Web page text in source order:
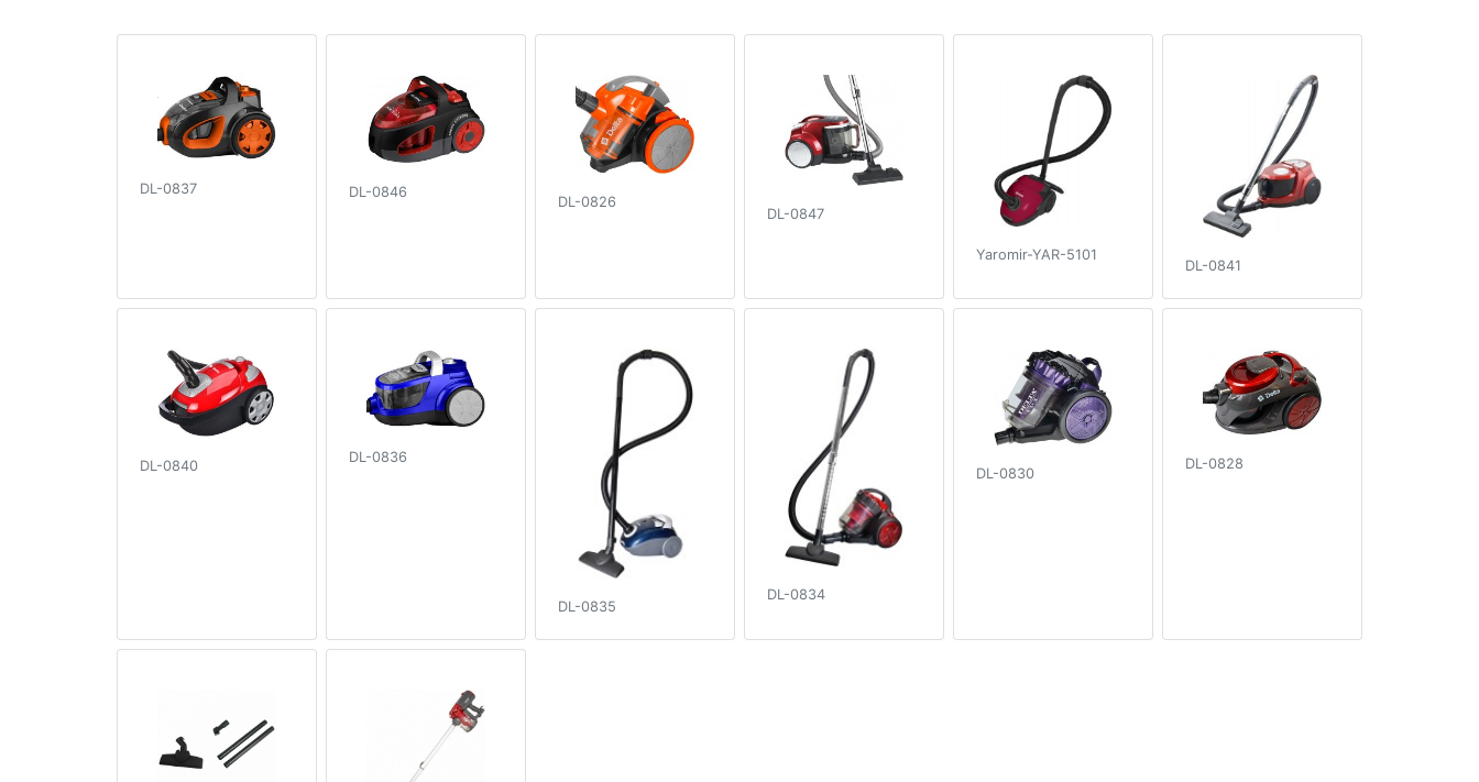
DL-0837 DL-0846
DL-0826
DL-0847
Yaromir-YAR-5101
DL-0841
DL-0840
DL-0836
DL-0835
DL-0834
DL-0830
DL-0828